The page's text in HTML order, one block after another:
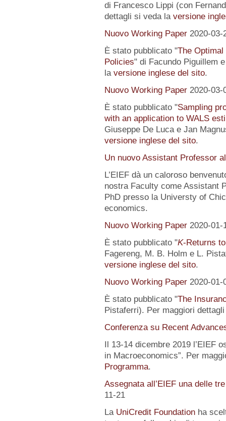
di Francesco Lippi (con
dettagli si veda la versione
Nuovo Working Paper 2020-03-
È stato pubblicato "The Optimal
Policies" di Facundo Piguillem
la versione inglese del sito.
Nuovo Working Paper 2020-03-
È stato pubblicato "Sampling
with an application to WALS
Giuseppe De Luca e Jan
versione inglese del sito.
Un nuovo Assistant Professor
L’EIEF dà un caloroso
nostra Faculty come Assistant
PhD presso la Universty of
economics.
Nuovo Working Paper 2020-01-
È stato pubblicato "K-Returns
Fagereng, M. B. Holm e L.
versione inglese del sito.
Nuovo Working Paper 2020-01-
È stato pubblicato "The
Pistaferri). Per maggiori
Conferenza su Recent
Il 13-14 dicembre 2019 l’EIEF
in Macroeconomics”. Per
Programma.
Assegnata all’EIEF una delle
11-21
La UniCredit Foundationha